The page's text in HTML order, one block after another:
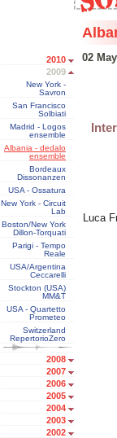
2010
2009
New York -
Savron
San Francisco
Solbiati
Madrid - Logos
ensemble
Albania - dedalo
ensemble
Bordeaux
Dissonanzen
USA - Ossatura
New York - Circuit
Lab
Boston/New York
Dillon-Torquati
Parigi - Tempo
Reale
USA/Argentina
Ceccarelli
Stockton (USA)
MM&T
USA - Quartetto
Prometeo
Switzerland
RepertorioZero
2008
2007
2006
2005
2004
2003
2002
02
Luca